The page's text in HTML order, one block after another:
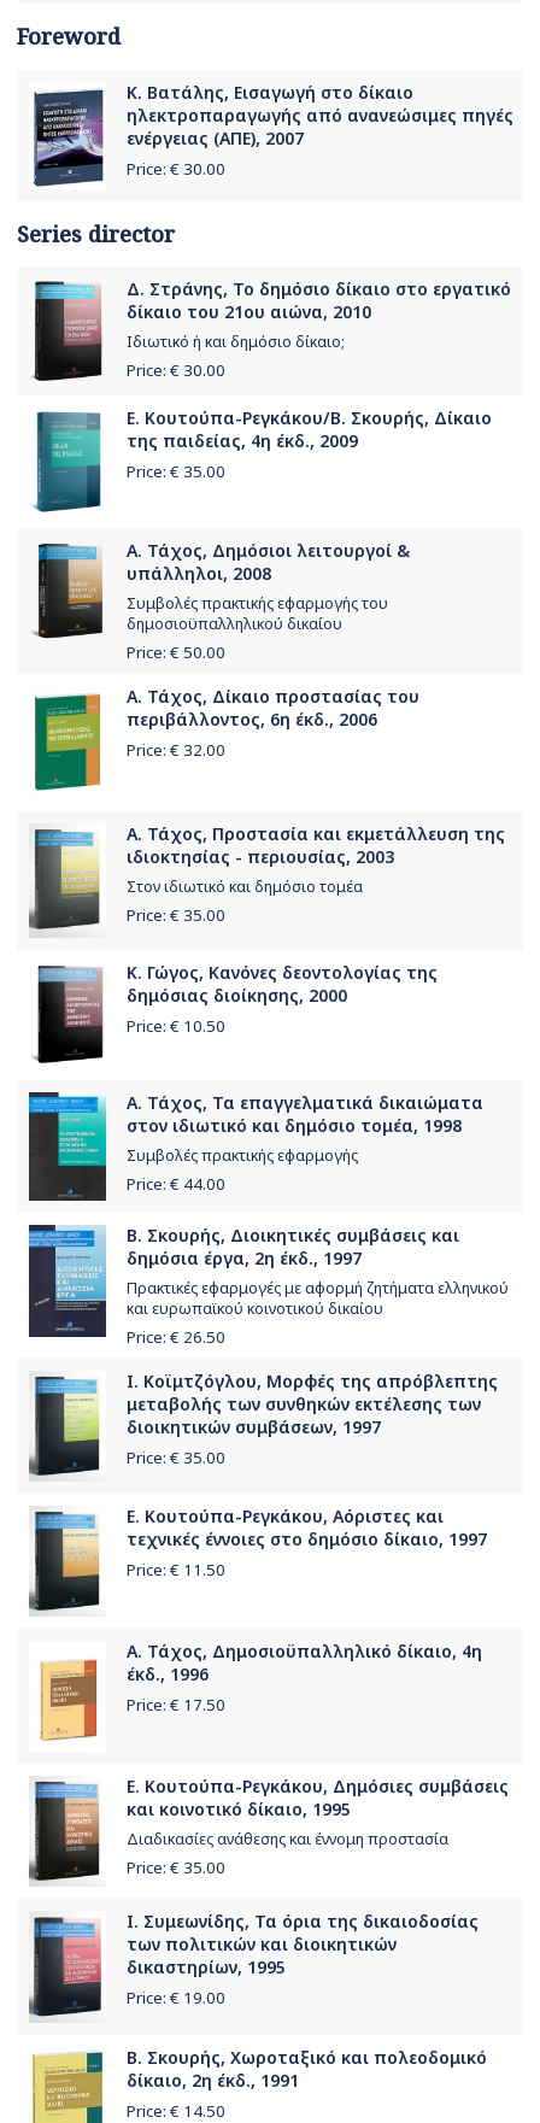
Foreword
Κ. Βατάλης, Εισαγωγή στο δίκαιο
ηλεκτροπαραγωγής από ανανεώσιμες πηγές
ενέργειας (ΑΠΕ), 2007
Price: € 30.00
Series director
Δ. Στράνης, Το δημόσιο δίκαιο στο εργατικό
δίκαιο του 21ου αιώνα, 2010
Ιδιωτικό ή και δημόσιο δίκαιο;
Price: € 30.00
Ε. Κουτούπα-Ρεγκάκου/Β. Σκουρής, Δίκαιο
της παιδείας, 4η έκδ., 2009
Price: € 35.00
Α. Τάχος, Δημόσιοι λειτουργοί &
υπάλληλοι, 2008
Συμβολές πρακτικής εφαρμογής του
δημοσιοϋπαλληλικού δικαίου
Price: € 50.00
Α. Τάχος, Δίκαιο προστασίας του
περιβάλλοντος, 6η έκδ., 2006
Price: € 32.00
Α. Τάχος, Προστασία και εκμετάλλευση της
ιδιοκτησίας - περιουσίας, 2003
Στον ιδιωτικό και δημόσιο τομέα
Price: € 35.00
Κ. Γώγος, Κανόνες δεοντολογίας της
δημόσιας διοίκησης, 2000
Price: € 10.50
Α. Τάχος, Τα επαγγελματικά δικαιώματα
στον ιδιωτικό και δημόσιο τομέα, 1998
Συμβολές πρακτικής εφαρμογής
Price: € 44.00
Β. Σκουρής, Διοικητικές συμβάσεις και
δημόσια έργα, 2η έκδ., 1997
Πρακτικές εφαρμογές με αφορμή ζητήματα ελληνικού
και ευρωπαϊκού κοινοτικού δικαίου
Price: € 26.50
Ι. Κοϊμτζόγλου, Μορφές της απρόβλεπτης
μεταβολής των συνθηκών εκτέλεσης των
διοικητικών συμβάσεων, 1997
Price: € 35.00
Ε. Κουτούπα-Ρεγκάκου, Αόριστες και
τεχνικές έννοιες στο δημόσιο δίκαιο, 1997
Price: € 11.50
Α. Τάχος, Δημοσιοϋπαλληλικό δίκαιο, 4η
έκδ., 1996
Price: € 17.50
Ε. Κουτούπα-Ρεγκάκου, Δημόσιες συμβάσεις
και κοινοτικό δίκαιο, 1995
Διαδικασίες ανάθεσης και έννομη προστασία
Price: € 35.00
Ι. Συμεωνίδης, Τα όρια της δικαιοδοσίας
των πολιτικών και διοικητικών
δικαστηρίων, 1995
Price: € 19.00
Β. Σκουρής, Χωροταξικό και πολεοδομικό
δίκαιο, 2η έκδ., 1991
Price: € 14.50